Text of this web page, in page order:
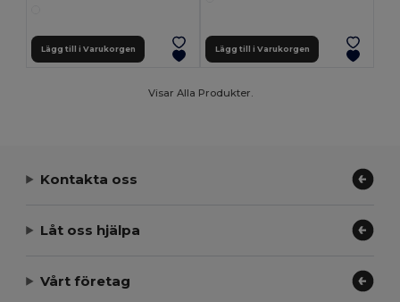
Lägg till i Varukorgen Lägg till i Varukorgen
Visar Alla Produkter.
Kontakta oss
Låt oss hjälpa
Vårt företag